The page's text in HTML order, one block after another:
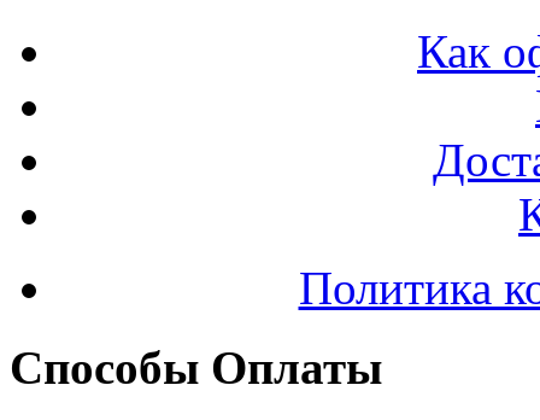
Как
Политика
Способы Оплаты